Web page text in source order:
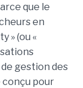
que le
en
» (ou «
gestion des
conçu pour